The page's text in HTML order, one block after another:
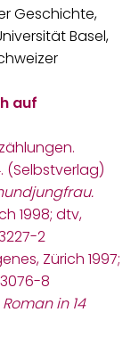
Geschichte,
Basel,
auf
(Selbstverlag)
1998; dtv,
2
Zürich 1997;
8
in 14